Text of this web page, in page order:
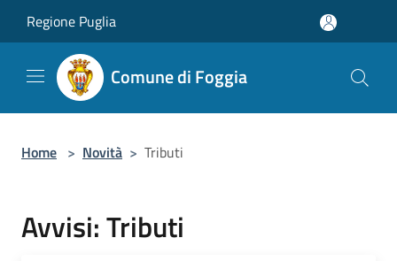
Regione Puglia
Comune di Foggia
Home > Novità > Tributi
Avvisi: Tributi